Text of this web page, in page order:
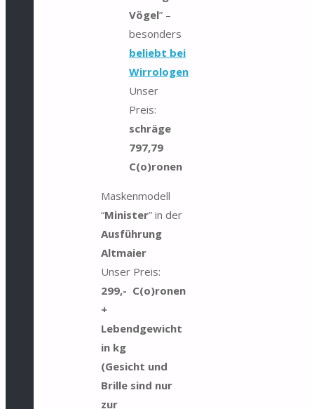
Vögel” –
besonders
beliebt bei
Wirrologen
Unser
Preis:
schräge
797,79
C(o)ronen
Maskenmodell
“Minister” in der
Ausführung
Altmaier
Unser Preis:
299,- C(o)ronen
+
Lebendgewicht
in kg
(Gesicht und
Brille sind nur
zur